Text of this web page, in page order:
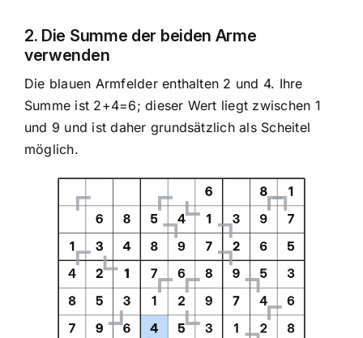
2. Die Summe der beiden Arme
verwenden
Die blauen Armfelder enthalten 2 und 4. Ihre
Summe ist 2+4=6; dieser Wert liegt zwischen 1
und 9 und ist daher grundsätzlich als Scheitel
möglich.